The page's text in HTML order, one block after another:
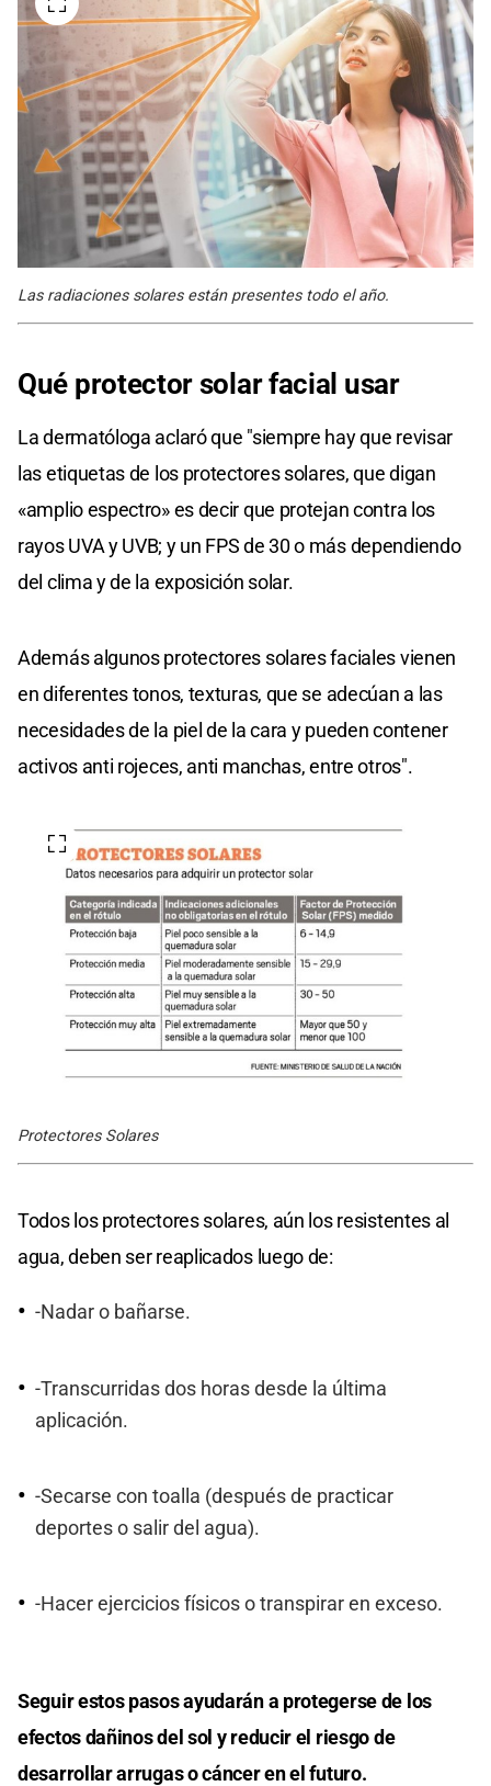
Las radiaciones solares están presentes todo el año.
Qué protector solar facial usar
La dermatóloga aclaró que "siempre hay que revisar
las etiquetas de los protectores solares, que digan
«amplio espectro» es decir que protejan contra los
rayos UVA y UVB; y un FPS de 30 o más dependiendo
del clima y de la exposición solar.
Además algunos protectores solares faciales vienen
en diferentes tonos, texturas, que se adecúan a las
necesidades de la piel de la cara y pueden contener
activos anti rojeces, anti manchas, entre otros".
Protectores Solares
Todos los protectores solares, aún los resistentes al
agua, deben ser reaplicados luego de:
-Nadar o bañarse.
-Transcurridas dos horas desde la última
aplicación.
-Secarse con toalla (después de practicar
deportes o salir del agua).
-Hacer ejercicios físicos o transpirar en exceso.
Seguir estos pasos ayudarán a protegerse de los
efectos dañinos del sol y reducir el riesgo de
desarrollar arrugas o cáncer en el futuro.